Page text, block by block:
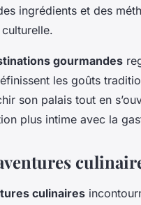
ingrédients et des
gourmandes
les goûts
son palais tout en
plus intime avec la
culinaires